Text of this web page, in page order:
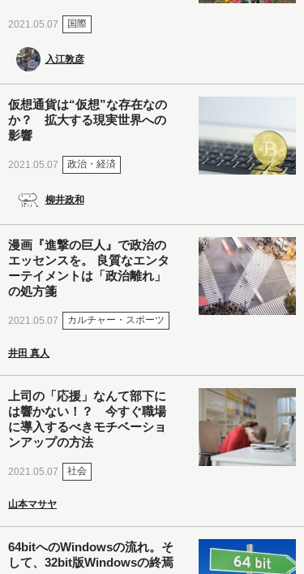
2021.05.07 国際
入江敦彦
仮想通貨は“仮想”な存在なの
か？ 拡大する現実世界への
影響
2021.05.07 政治・経済
柳井政和
漫画『進撃の巨人』で政治の
エッセンスを。 良質なエンタ
ーテイメントは「政治離れ」
の処方箋
2021.05.07 カルチャー・スポーツ
井田 真人
上司の「応援」なんて部下に
は響かない！？ 今すぐ職場
に導入するべきモチベーショ
ンアップの方法
2021.05.07 社会
山本マサヤ
64bitへのWindowsの流れ。そ
して、32bit版Windowsの終焉